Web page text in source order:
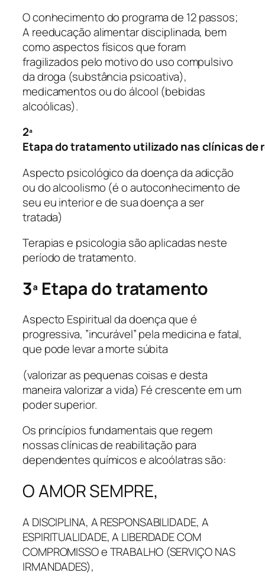
O conhecimento do programa de 12 passos;
A reeducação alimentar disciplinada, bem
como aspectos físicos que foram
fragilizados pelo motivo do uso compulsivo
da droga (substância psicoativa),
medicamentos ou do álcool (bebidas
alcoólicas).
2ª
Etapa do tratamento utilizado nas clínicas de
Aspecto psicológico da doença da adicção
ou do alcoolismo (é o autoconhecimento de
seu eu interior e de sua doença a ser
tratada)
Terapias e psicologia são aplicadas neste
período de tratamento.
3ª Etapa do tratamento
Aspecto Espiritual da doença que é
progressiva, ”incurável” pela medicina e fatal,
que pode levar a morte súbita
(valorizar as pequenas coisas e desta
maneira valorizar a vida) Fé crescente em um
poder superior.
Os princípios fundamentais que regem
nossas clínicas de reabilitação para
dependentes químicos e alcoólatras são:
O AMOR SEMPRE,
A DISCIPLINA, A RESPONSABILIDADE, A
ESPIRITUALIDADE, A LIBERDADE COM
COMPROMISSO e TRABALHO (SERVIÇO NAS
IRMANDADES),